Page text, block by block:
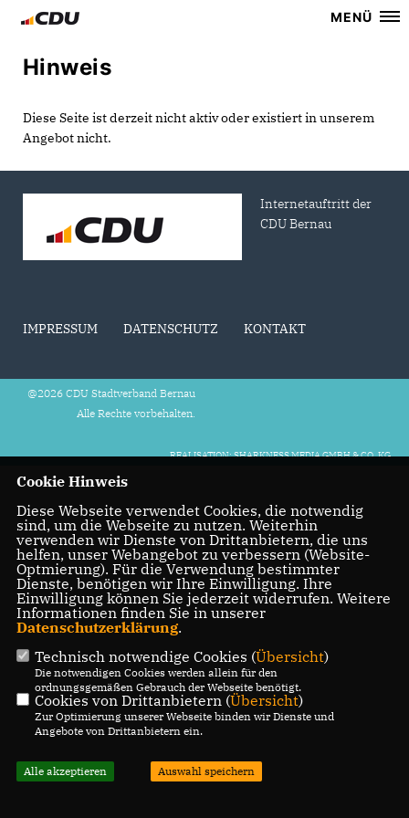
MENÜ
Hinweis
Diese Seite ist derzeit nicht aktiv oder existiert in unserem
Angebot nicht.
Internetauftritt der
CDU Bernau
IMPRESSUM DATENSCHUTZ KONTAKT
@2026 CDU Stadtverband Bernau
Alle Rechte vorbehalten.
REALISATION: SHARKNESS MEDIA GMBH & CO. KG
Cookie Hinweis
Diese Webseite verwendet Cookies, die notwendig
sind, um die Webseite zu nutzen. Weiterhin
verwenden wir Dienste von Drittanbietern, die uns
helfen, unser Webangebot zu verbessern (Website-
Optmierung). Für die Verwendung bestimmter
Dienste, benötigen wir Ihre Einwilligung. Ihre
Einwilligung können Sie jederzeit widerrufen. Weitere
Informationen finden Sie in unserer
Datenschutzerklärung.
Technisch notwendige Cookies (Übersicht)
Die notwendigen Cookies werden allein für den
ordnungsgemäßen Gebrauch der Webseite benötigt.
Cookies von Drittanbietern (Übersicht)
Zur Optimierung unserer Webseite binden wir Dienste und
Angebote von Drittanbietern ein.
Alle akzeptieren Auswahl speichern